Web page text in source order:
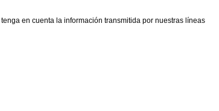
en cuenta la información transmitida por nuestras líneas